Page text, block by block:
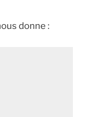
donne :